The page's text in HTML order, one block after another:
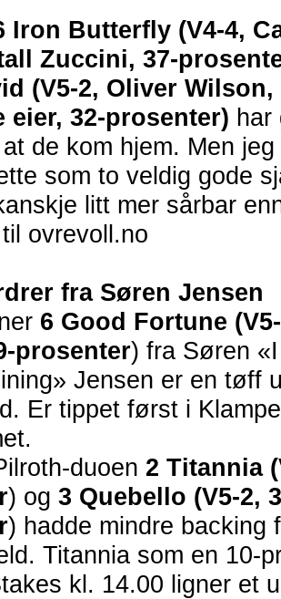
Iron Butterfly (V4-4,
Zuccini, 37-
(V5-2, Oliver Wilson,
eier, 32-prosenter) har
de kom hjem. Men
som to veldig gode
litt mer sårbar
ovrevoll.no
fra Søren Jensen
6 Good Fortune
prosenter) fra Søren
Jensen er en tøff
Er tippet først i
duoen 2 Titannia
) og 3 Quebello (V5-2,
) hadde mindre backing
Titannia som en 10-
kl. 14.00 ligner et